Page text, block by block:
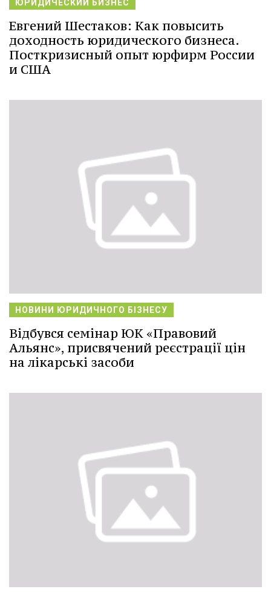
ЮРИДИЧЕСКИЙ БИЗНЕС
Евгений Шестаков: Как повысить
доходность юридического бизнеса.
Посткризисный опыт юрфирм России
и США
НОВИНИ ЮРИДИЧНОГО БІЗНЕСУ
Відбувся семінар ЮК «Правовий
Альянс», присвячений реєстрації цін
на лікарські засоби